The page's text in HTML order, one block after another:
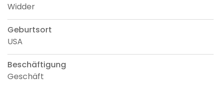
Widder
Geburtsort
USA
Beschäftigung
Geschäft